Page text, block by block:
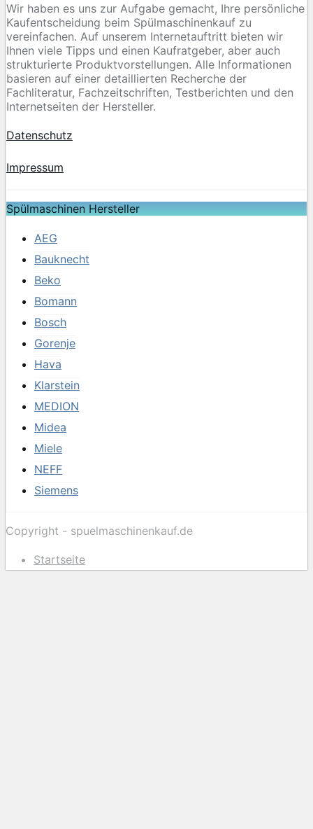
Wir haben es uns zur Aufgabe gemacht, Ihre persönliche
Kaufentscheidung beim Spülmaschinenkauf zu
vereinfachen. Auf unserem Internetauftritt bieten wir
Ihnen viele Tipps und einen Kaufratgeber, aber auch
strukturierte Produktvorstellungen. Alle Informationen
basieren auf einer detaillierten Recherche der
Fachliteratur, Fachzeitschriften, Testberichten und den
Internetseiten der Hersteller.
Datenschutz
Impressum
Spülmaschinen Hersteller
AEG
Bauknecht
Beko
Bomann
Bosch
Gorenje
Hava
Klarstein
MEDION
Midea
Miele
NEFF
Siemens
Copyright - spuelmaschinenkauf.de
Startseite